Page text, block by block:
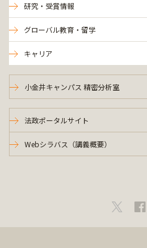
研究・受賞情報
グローバル教育・留学
キャリア
小金井キャンパス 精密分析室
法政ポータルサイト
Webシラバス（講義概要）